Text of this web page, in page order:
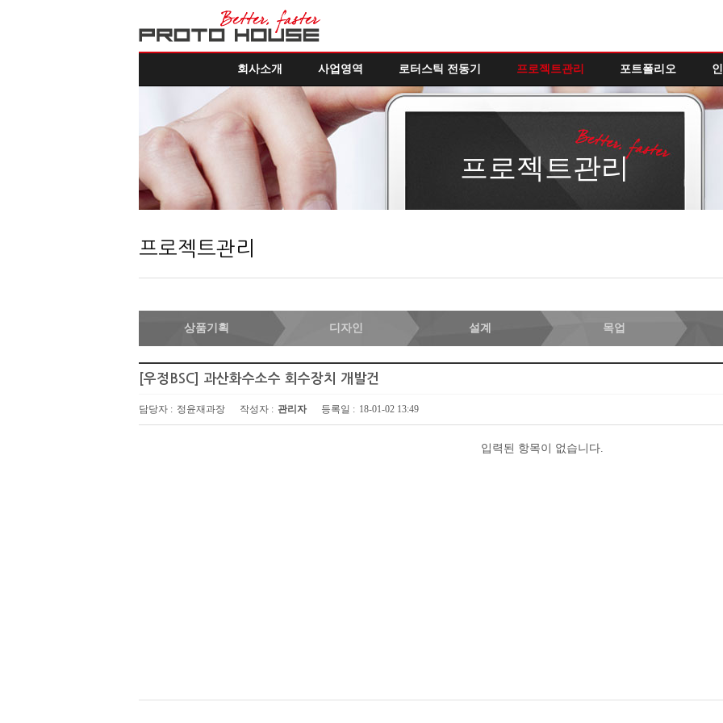
회사소개 사업영역 로터스틱 전동기 프로젝트관리 포트폴리오
프로젝트관리
프로젝트관리
상품기획 디자인 설계 목업
[우정BSC] 과산화수소수 회수장치 개발건
담당자 : 정윤재과장 작성자 : 관리자 등록일 : 18-01-02 13:49
입력된 항목이 없습니다.